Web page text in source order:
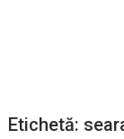
Etichetă: